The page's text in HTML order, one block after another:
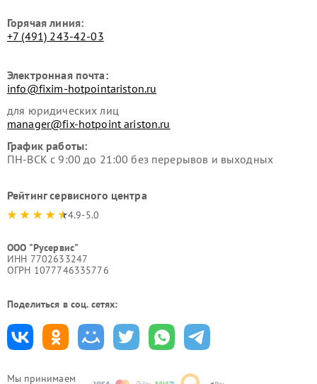
Мы принимаем
Горячая линия:
+7 (491) 243-42-03
Электронная почта:
info@fixim-hotpointariston.ru
для юридических лиц
manager@fix-hotpoint ariston.ru
График работы:
ПН-ВСК с 9:00 до 21:00 без перерывов и выходных
Рейтинг сервисного центра
4.9-5.0
ООО "Русервис"
ИНН 7702633247
ОГРН 1077746335776
Поделиться в соц. сетях: